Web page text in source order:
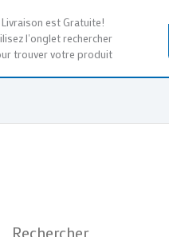
Livraison est Gratuite!
l'onglet rechercher
trouver votre produit